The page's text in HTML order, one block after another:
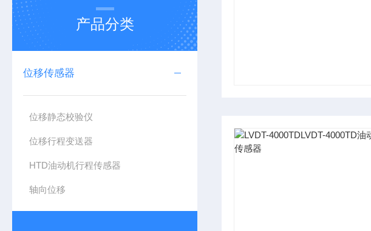
产品分类
位移传感器
位移静态校验仪
位移行程变送器
HTD油动机行程传感器
轴向位移